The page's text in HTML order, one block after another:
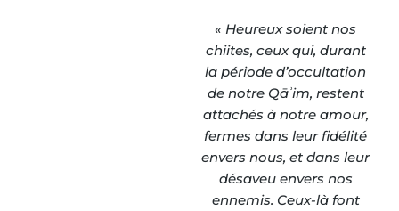
« Heureux soient nos
chiites, ceux qui, durant
la période d’occultation
de notre Qāʾim, restent
attachés à notre amour,
fermes dans leur fidélité
envers nous, et dans leur
désaveu envers nos
ennemis. Ceux-là font